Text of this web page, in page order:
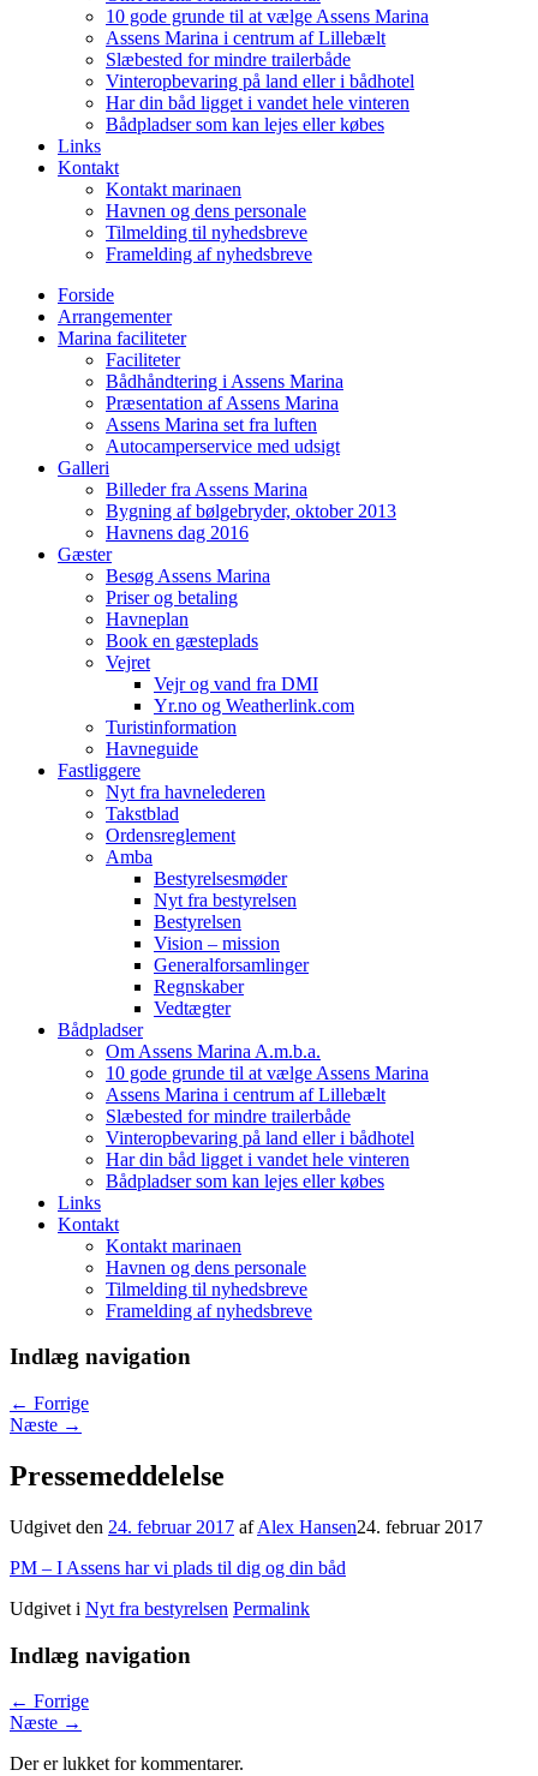
10 gode grunde til at vælge Assens Marina
Assens Marina i centrum af Lillebælt
Slæbested for mindre trailerbåde
Vinteropbevaring på land eller i bådhotel
Har din båd ligget i vandet hele vinteren
Bådpladser som kan lejes eller købes
Links
Kontakt
Kontakt marinaen
Havnen og dens personale
Tilmelding til nyhedsbreve
Framelding af nyhedsbreve
Forside
Arrangementer
Marina faciliteter
Faciliteter
Bådhåndtering i Assens Marina
Præsentation af Assens Marina
Assens Marina set fra luften
Autocamperservice med udsigt
Galleri
Billeder fra Assens Marina
Bygning af bølgebryder, oktober 2013
Havnens dag 2016
Gæster
Besøg Assens Marina
Priser og betaling
Havneplan
Book en gæsteplads
Vejret
Vejr og vand fra DMI
Yr.no og Weatherlink.com
Turistinformation
Havneguide
Fastliggere
Nyt fra havnelederen
Takstblad
Ordensreglement
Amba
Bestyrelsesmøder
Nyt fra bestyrelsen
Bestyrelsen
Vision – mission
Generalforsamlinger
Regnskaber
Vedtægter
Bådpladser
Om Assens Marina A.m.b.a.
10 gode grunde til at vælge Assens Marina
Assens Marina i centrum af Lillebælt
Slæbested for mindre trailerbåde
Vinteropbevaring på land eller i bådhotel
Har din båd ligget i vandet hele vinteren
Bådpladser som kan lejes eller købes
Links
Kontakt
Kontakt marinaen
Havnen og dens personale
Tilmelding til nyhedsbreve
Framelding af nyhedsbreve
Indlæg navigation
← Forrige
Næste →
Pressemeddelelse
Udgivet den 24. februar 2017 afAlex Hansen24. februar 2017
PM – I Assens har vi plads til dig og din båd
Udgivet i Nyt fra bestyrelsen Permalink
Indlæg navigation
← Forrige
Næste →
Der er lukket for kommentarer.